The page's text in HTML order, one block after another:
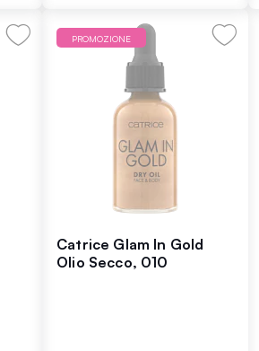
PROMOZIONE
Catrice Glam In Gold
Olio Secco, 010